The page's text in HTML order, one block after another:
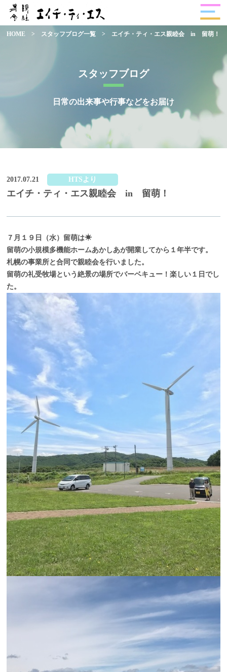
スタッフブログ
日常の出来事や行事などをお届け
HOME > スタッフブログ一覧 > エイチ・ティ・エス親睦会 in 留萌！
2017.07.21 HTSより
エイチ・ティ・エス親睦会 in 留萌！
７月１９日（水）留萌は☀
留萌の小規模多機能ホームあかしあが開業してから１年半です。
札幌の事業所と合同で親睦会を行いました。
留萌の礼受牧場という絶景の場所でバーベキュー！楽しい１日でし
た。